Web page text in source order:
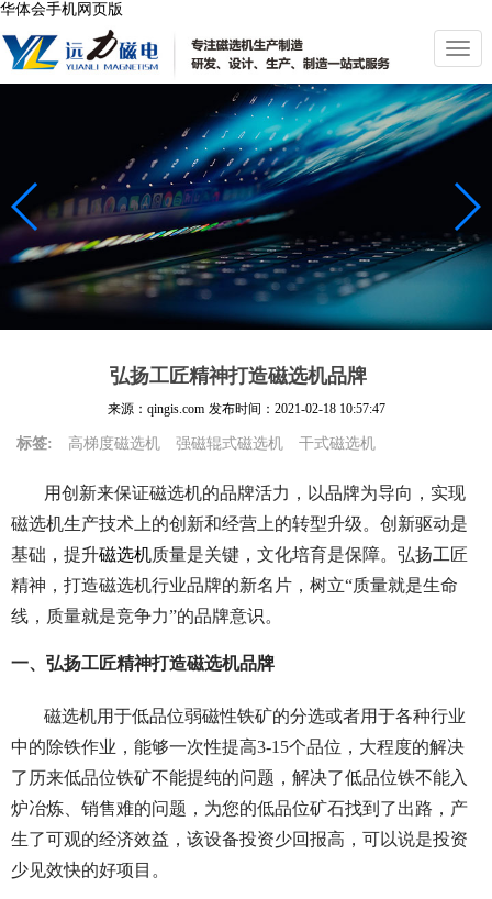
华体会手机网页版
切
换
导
航
弘扬工匠精神打造磁选机品牌
来源：qingis.com 发布时间： 2021-02-18 10:57:47
标签: 高梯度磁选机 强磁辊式磁选机 干式磁选机
用创新来保证磁选机的品牌活力，以品牌为导向，实现
磁选机生产技术上的创新和经营上的转型升级。创新驱动是
基础，提升磁选机质量是关键，文化培育是保障。弘扬工匠
精神，打造磁选机行业品牌的新名片，树立“质量就是生命
线，质量就是竞争力”的品牌意识。
一、弘扬工匠精神打造磁选机品牌
磁选机用于低品位弱磁性铁矿的分选或者用于各种行业
中的除铁作业，能够一次性提高3-15个品位，大程度的解决
了历来低品位铁矿不能提纯的问题，解决了低品位铁不能入
炉冶炼、销售难的问题，为您的低品位矿石找到了出路，产
生了可观的经济效益，该设备投资少回报高，可以说是投资
少见效快的好项目。